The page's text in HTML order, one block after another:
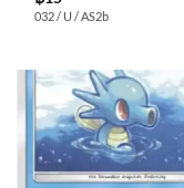
032 / U / AS2b